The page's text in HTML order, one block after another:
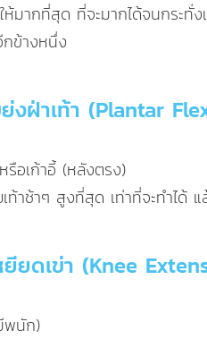
ห้มากที่สุด ที่จะมากได้จนกระ
กข้างหนึ่ง
ย่งฝ่าเท้า (Plantar
รือเก้าอี้ (หลังตรง)
เท้าช้าๆ สูงที่สุด เท่าที่จะทำไ
ยียดเข่า (Knee
พนัก)